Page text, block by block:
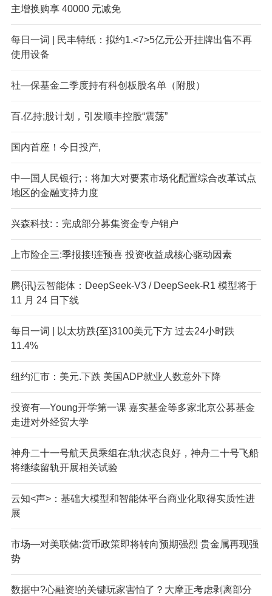
主增换购享 40000 元减免
每日一词 | 民丰特纸：拟约1.<7>5亿元公开挂牌出售不再
使用设备
社—保基金二季度持有科创板股名单（附股）
百.亿持;股计划，引发顺丰控股“震荡”
国内首座！今日投产,
中—国人民银行;：将加大对要素市场化配置综合改革试点
地区的金融支持力度
兴森科技:：完成部分募集资金专户销户
上市险企三:季报接!连预喜 投资收益成核心驱动因素
腾{讯}云智能体：DeepSeek-V3 / DeepSeek-R1 模型将于
11 月 24 日下线
每日一词 | 以太坊跌{至}3100美元下方 过去24小时跌
11.4%
纽约汇市：美元.下跌 美国ADP就业人数意外下降
投资有—Young开学第一课 嘉实基金等多家北京公募基金
走进对外经贸大学
神舟二十一号航天员乘组在;轨;状态良好，神舟二十号飞船
将继续留轨开展相关试验
云知<声>：基础大模型和智能体平台商业化取得实质性进
展
市场—对美联储:货币政策即将转向预期强烈 贵金属再现强
势
数据中?心融资!的关键玩家害怕了？大摩正考虑剥离部分